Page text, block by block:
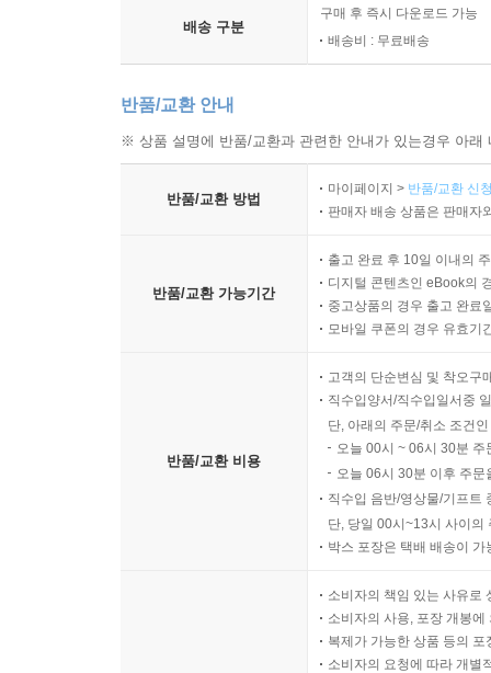
배송 구분
구매 후 즉시 다운로드 가능
배송비 : 무료배송
반품/교환 안내
※ 상품 설명에 반품/교환과 관련한 안내가 있는경우 아
반품/교환 방법
마이페이지 > 반품/교환 신
판매자 배송 상품은 판매자
반품/교환 가능기간
출고 완료 후 10일 이내의
디지털 콘텐츠인 eBook의
중고상품의 경우 출고 완료
모바일 쿠폰의 경우 유효기
반품/교환 비용
고객의 단순변심 및 착오구
직수입양서/직수입일서중
단, 아래의 주문/취소 조건
오늘 00시 ~ 06시 30분
오늘 06시 30분 이후 주
직수입 음반/영상물/기프트
단, 당일 00시~13시 사이의
박스 포장은 택배 배송이
소비자의 책임 있는 사유로
소비자의 사용, 포장 개봉
복제가 가능한 상품 등의
소비자의 요청에 따라 개별